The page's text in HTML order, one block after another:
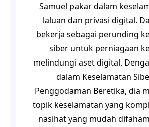
Samuel pakar dalam
laluan dan privasi digital.
bekerja sebagai perunding
siber untuk perniagaan
melindungi aset digital.
dalam Keselamatan
Penggodaman Beretika, dia
topik keselamatan yang
nasihat yang mudah